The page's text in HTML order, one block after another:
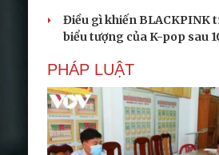
Điều gì khiến BLACKPINK
biểu tượng của K-pop sau
PHÁP LUẬT